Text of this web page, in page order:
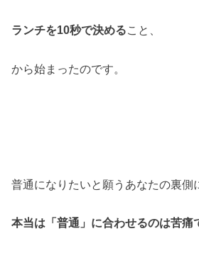
ランチを10秒で決めること、
から始まったのです。
普通になりたいと願うあなたの裏側
本当は「普通」に合わせるのは苦痛